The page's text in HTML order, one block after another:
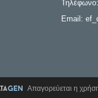
Email:
Απαγορεύεται η